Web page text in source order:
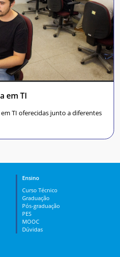
em TI
TI oferecidas junto a diferentes
Ensino
Curso Técnico
Graduação
Pós-graduação
PES
MOOC
Dúvidas